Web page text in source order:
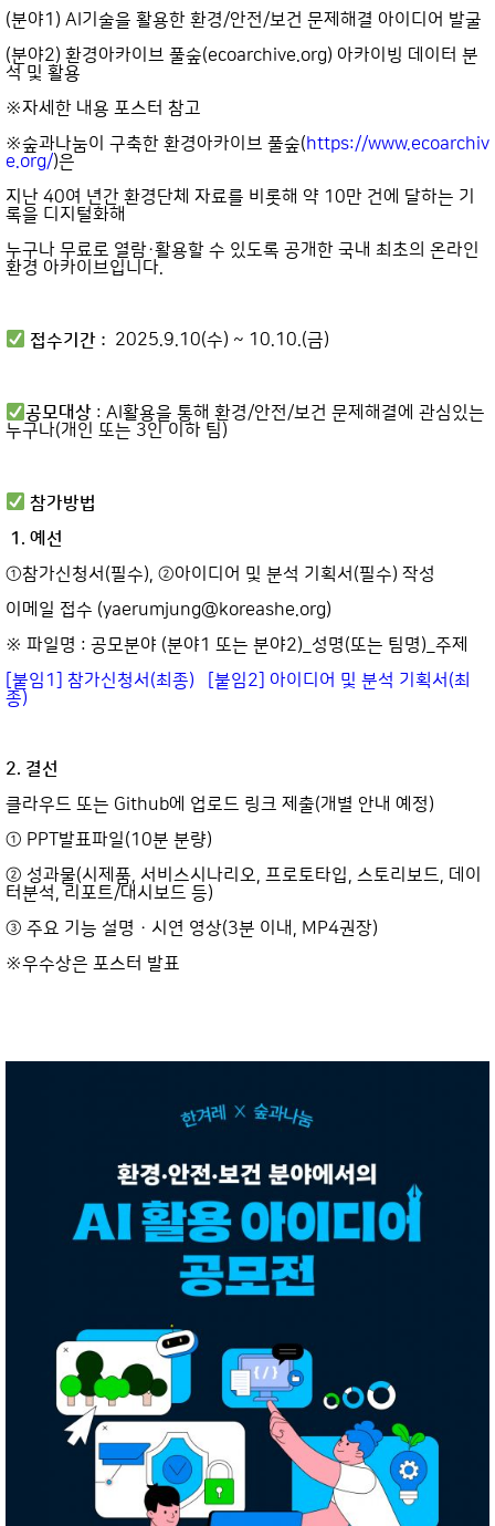
(분야1) AI기술을 활용한 환경/안전/보건 문제해결 아이디어 발굴
(분야2) 환경아카이브 풀숲(ecoarchive.org) 아카이빙 데이터 분
석 및 활용
※자세한 내용 포스터 참고
※숲과나눔이 구축한 환경아카이브 풀숲(https://www.ecoarchiv
e.org/)은
지난 40여 년간 환경단체 자료를 비롯해 약 10만 건에 달하는 기
록을 디지털화해
누구나 무료로 열람·활용할 수 있도록 공개한 국내 최초의 온라인
환경 아카이브입니다.
접수기간 : 2025.9.10(수) ~ 10.10.(금)
공모대상 : AI활용을 통해 환경/안전/보건 문제해결에 관심있는
누구나(개인 또는 3인 이하 팀)
참가방법
1. 예선
①참가신청서(필수), ②아이디어 및 분석 기획서(필수) 작성
이메일 접수 (yaerumjung@koreashe.org)
※ 파일명 : 공모분야 (분야1 또는 분야2)_성명(또는 팀명)_주제
[붙임1] 참가신청서(최종)
[붙임2] 아이디어 및 분석 기획서(최
종)
2. 결선
클라우드 또는 Github에 업로드 링크 제출(개별 안내 예정)
① PPT발표파일(10분 분량)
② 성과물(시제품, 서비스시나리오, 프로토타입, 스토리보드, 데이
터분석, 리포트/대시보드 등)
③ 주요 기능 설명 · 시연 영상(3분 이내, MP4권장)
※우수상은 포스터 발표